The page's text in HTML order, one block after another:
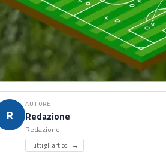
R
AUTORE
Redazione
Redazione
Tutti gli articoli →